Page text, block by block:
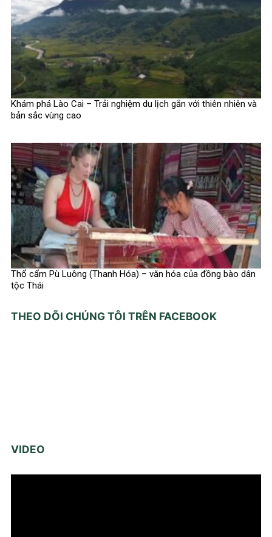
Khám phá Lào Cai – Trải nghiệm du lịch gắn với thiên nhiên và
bản sắc vùng cao
Thổ cẩm Pù Luông (Thanh Hóa) – văn hóa của đồng bào dân
tộc Thái
THEO DÕI CHÚNG TÔI TRÊN FACEBOOK
VIDEO